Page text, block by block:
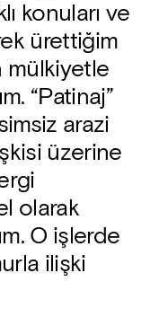
konuları ve
ürettiğim
mülkiyetle
“Patinaj”
arazi
üzerine
olarak
O işlerde
ilişki